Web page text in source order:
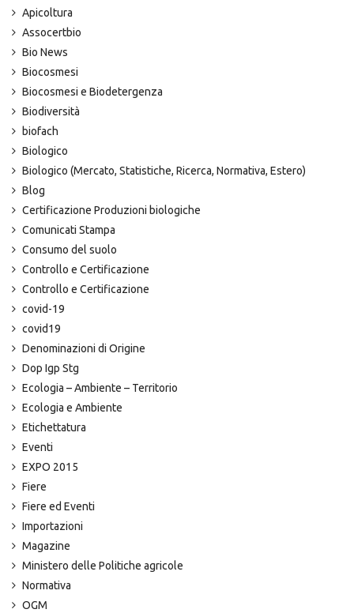
Apicoltura
Assocertbio
Bio News
Biocosmesi
Biocosmesi e Biodetergenza
Biodiversità
biofach
Biologico
Biologico (Mercato, Statistiche, Ricerca, Normativa, Estero)
Blog
Certificazione Produzioni biologiche
Comunicati Stampa
Consumo del suolo
Controllo e Certificazione
Controllo e Certificazione
covid-19
covid19
Denominazioni di Origine
Dop Igp Stg
Ecologia – Ambiente – Territorio
Ecologia e Ambiente
Etichettatura
Eventi
EXPO 2015
Fiere
Fiere ed Eventi
Importazioni
Magazine
Ministero delle Politiche agricole
Normativa
OGM